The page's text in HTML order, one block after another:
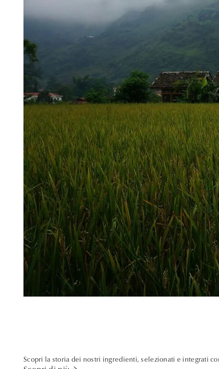
Scopri la storia dei nostri ingredienti, selezionati e integrati